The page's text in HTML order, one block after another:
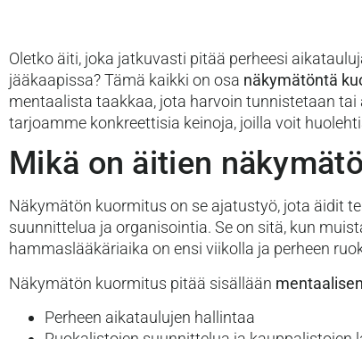
Oletko äiti, joka jatkuvasti pitää perheesi
jääkaapissa? Tämä kaikki on osa näkymätöntä
mentaalista taakkaa, jota harvoin tunnistetaan
tarjoamme konkreettisia keinoja, joilla voit
Mikä on äitien
Näkymätön kuormitus on se ajatustyö, jota äidit
suunnittelua ja organisointia. Se on sitä, kun
hammaslääkäriaika on ensi viikolla ja perheen
Näkymätön kuormitus pitää sisällään
Perheen aikataulujen hallintaa